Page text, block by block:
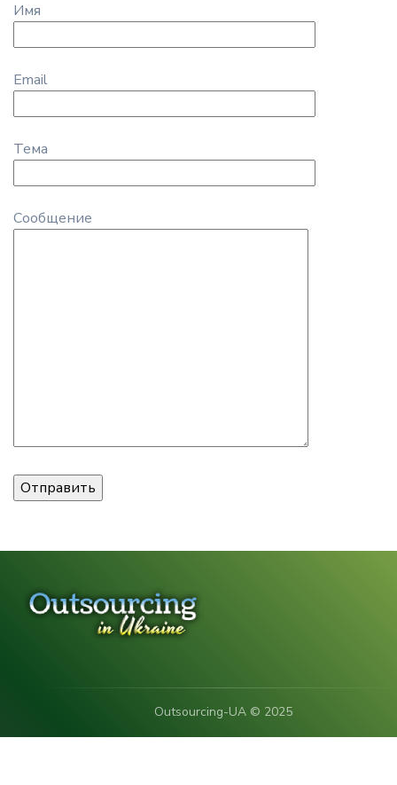
Имя
Email
Тема
Сообщение
Outsourcing-UA © 2025